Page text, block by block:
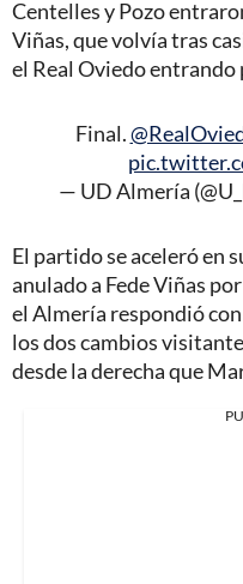
Centelles y Pozo
Viñas, que volvía tras
el Real Oviedo entrando
Final.
— UD Almería
El partido se aceleró en
anulado a Fede Viñas
el Almería respondió
los dos cambios
desde la derecha que